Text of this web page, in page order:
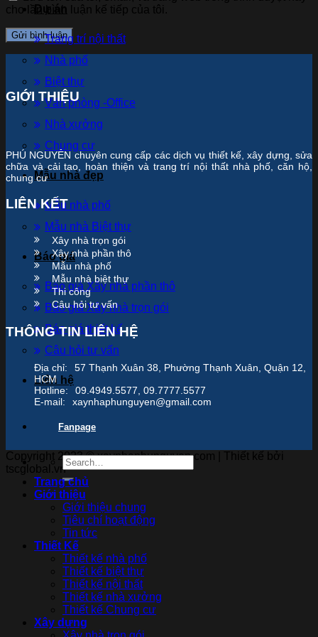
Dự án
Trang trí nội thất
Nhà phố
Biệt thự
Văn phòng -Office
Nhà xưởng
Chung cư
Mẫu nhà đẹp
Mẫu nhà phố
Mẫu nhà Biệt thự
Báo giá
Báo giá Xây nhà phần thô
Báo giá Xây nhà trọn gói
Báo giá thiết kế
Câu hỏi tư vấn
Liên hệ
Fanpage
cho lần bình luận kế tiếp của tôi.
GIỚI THIỆU
PHÚ NGUYÊN chuyên cung cấp các dịch vụ thiết kế, xây dựng, sửa
chữa và cải tạo, hoàn thiện và trang trí nội thất nhà phố, căn hộ,
chung cư
LIÊN KẾT
Xây nhà trọn gói
Xây nhà phần thô
Mẫu nhà phố
Mẫu nhà biệt thự
Thi công
Câu hỏi tư vấn
THÔNG TIN LIÊN HỆ
Địa chỉ:
57 Thạnh Xuân 38, Phường Thạnh Xuân, Quận 12,
HCM
Hotline:
09.4949.5577, 09.7777.5577
E-mail:
xaynhaphunguyen@gmail.com
Copyright 2023 © xaynhaphunguyen.com | Thiết kế bởi
tscglobal.vn
Trang chủ
Giới thiệu
Giới thiệu chung
Tiêu chí hoạt động
Tin tức
Thiết Kế
Thiết kế nhà phố
Thiết kế biệt thự
Thiết kế nội thất
Thiết kế nhà xưởng
Thiết kế Chung cư
Xây dựng